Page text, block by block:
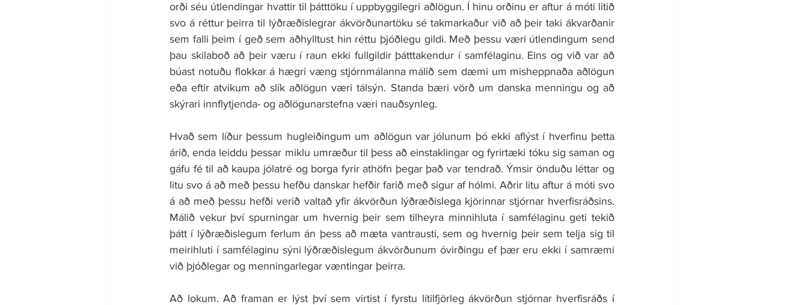
orði séu útlendingar hvattir til þátttöku í uppbyggilegri aðlögun. Í hinu orðinu er aftur á móti litið
svo á réttur þeirra til lýðræðislegrar ákvörðunartöku sé takmarkaður við að þeir taki ákvarðanir
sem falli þeim í geð sem aðhylltust hin réttu þjóðlegu gildi. Með þessu væri útlendingum send
þau skilaboð að þeir væru í raun ekki fullgildir þátttakendur í samfélaginu. Eins og við var að
búast notuðu flokkar á hægri væng stjórnmálanna málið sem dæmi um misheppnaða aðlögun
eða eftir atvikum að slík aðlögun væri tálsýn. Standa bæri vörð um danska menningu og að
skýrari innflytjenda- og aðlögunarstefna væri nauðsynleg.
Hvað sem líður þessum hugleiðingum um aðlögun var jólunum þó ekki aflýst í hverfinu þetta
árið, enda leiddu þessar miklu umræður til þess að einstaklingar og fyrirtæki tóku sig saman og
gáfu fé til að kaupa jólatré og borga fyrir athöfn þegar það var tendrað. Ýmsir önduðu léttar og
litu svo á að með þessu hefðu danskar hefðir farið með sigur af hólmi. Aðrir litu aftur á móti svo
á að með þessu hefði verið valtað yfir ákvörðun lýðræðislega kjörinnar stjórnar hverfisráðsins.
Málið vekur því spurningar um hvernig þeir sem tilheyra minnihluta í samfélaginu geti tekið
þátt í lýðræðislegum ferlum án þess að mæta vantrausti, sem og hvernig þeir sem telja sig til
meirihluti í samfélaginu sýni lýðræðislegum ákvörðunum óvirðingu ef þær eru ekki í samræmi
við þjóðlegar og menningarlegar væntingar þeirra.
Að lokum. Að framan er lýst því sem virtist í fyrstu lítilfjörleg ákvörðun stjórnar hverfisráðs í